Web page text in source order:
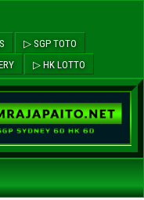
▷ SGP TOTO
▷ HK LOTTO